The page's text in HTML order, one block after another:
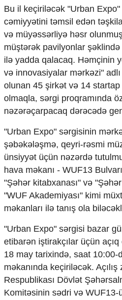
Zəfər - 5
Gənclər və İdman
Media və QHT
Hadisə
Sağlamlıq
Sosium
Mənəvi dəyərlər
Texnologiya
Mətbuat-150
Əlaqə
Missiyamız
Bu il keçiriləcək "Urban
cəmiyyətini təmsil edən
və müyəssərliyə həsr
müştərək pavilyonlar
ilə yadda qalacaq. Həmçinin
və innovasiyalar mərkəzi"
olunan 45 şirkət və 14 startap
olmaqla, sərgi proqramında
nəzərəçarpacaq dərəcədə
"Urban Expo" sərgisinin
şəbəkələşmə, qeyri-rəsmi
ünsiyyət üçün nəzərdə
hava məkanı - WUF13
"Şəhər kitabxanası" və
"WUF Akademiyası" kimi
məkanları ilə tanış ola
"Urban Expo" sərgisi bazar
etibarən iştirakçılar üçün
18 may tarixində, saat 10:00-
məkanında keçiriləcək.
Respublikası Dövlət
Komitəsinin sədri və WUF13-